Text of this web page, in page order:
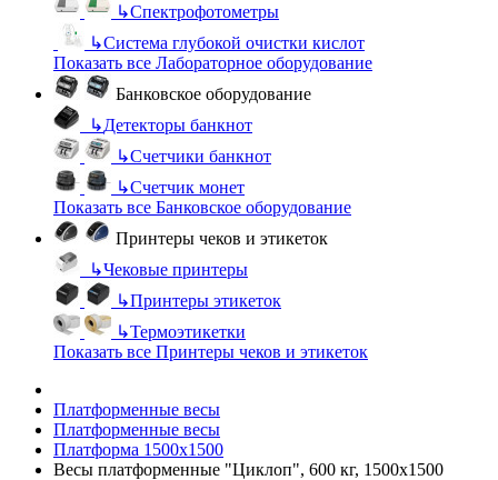
↳Спектрофотометры
↳Система глубокой очистки кислот
Показать все Лабораторное оборудование
Банковское оборудование
↳Детекторы банкнот
↳Счетчики банкнот
↳Счетчик монет
Показать все Банковское оборудование
Принтеры чеков и этикеток
↳Чековые принтеры
↳Принтеры этикеток
↳Термоэтикетки
Показать все Принтеры чеков и этикеток
Платформенные весы
Платформенные весы
Платформа 1500х1500
Весы платформенные "Циклоп", 600 кг, 1500х1500